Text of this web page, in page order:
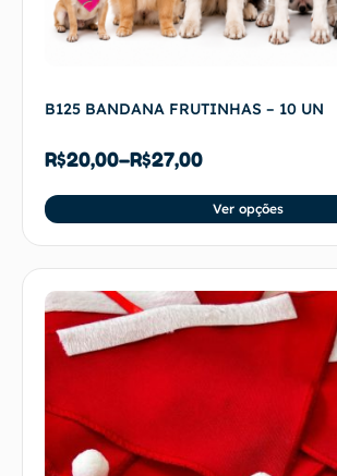
B125 BANDANA FRUTINHAS – 10 UN
R$20,00–R$27,00
Ver opções